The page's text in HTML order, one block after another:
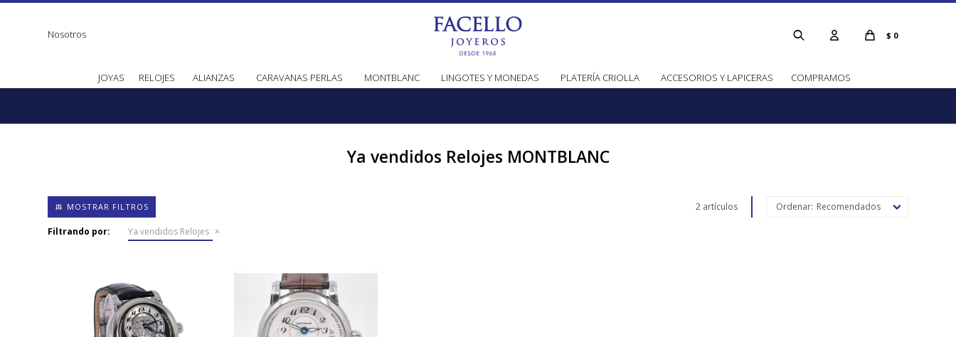
JOYAS RELOJES ALIANZAS CARAVANAS PERLAS MONTBLANC LINGOTES Y MONEDAS PLATERÍA CRIOLLA ACCESORIOS Y LAPICERAS COMPRAMOS
$ 0
Nosotros
Ya vendidos Relojes MONTBLANC
2 artículos Recomendados
Filtrando por: Ya vendidos Relojes